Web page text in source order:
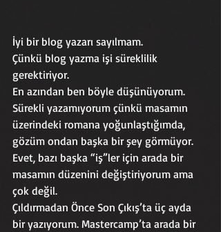
İyi bir blog yazarı sayılmam.
Çünkü blog yazma işi süreklilik
gerektiriyor.
En azından ben böyle düşünüyorum.
Sürekli yazamıyorum çünkü masamın
üzerindeki romana yoğunlaştığımda,
gözüm ondan başka bir şey görmüyor.
Evet, bazı başka “iş”ler için arada bir
masamın düzenini değiştiriyorum ama
çok değil.
Çıldırmadan Önce Son Çıkış’ta üç ayda
bir yazıyorum. Mastercamp’ta arada bir